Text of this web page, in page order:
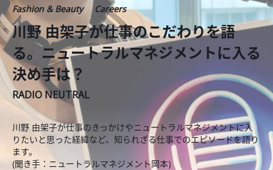
Fashion & Beauty Careers
川野 由架子が仕事のこだわりを語
る。ニュートラルマネジメントに入る
決め手は？
RADIO NEUTRAL
川野 由架子が仕事のきっかけやニュートラルマネジメントに入
りたいと思った経緯など、知られざる仕事でのエピソードを語り
ます。
(聞き手：ニュートラルマネジメント岡本)